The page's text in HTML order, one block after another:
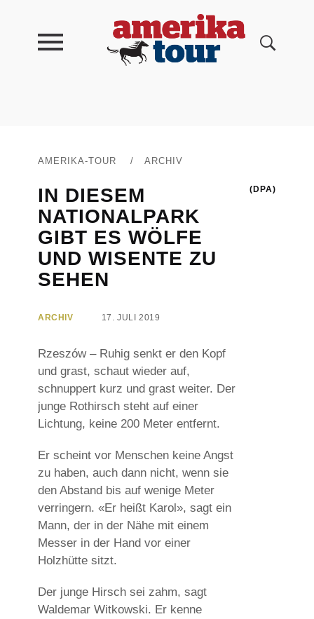
AMERIKA-TOUR / ARCHIV
IN DIESEM
NATIONALPARK
GIBT ES WÖLFE
UND WISENTE ZU
SEHEN
(DPA)
ARCHIV 17. JULI 2019
Rzeszów – Ruhig senkt er den Kopf
und grast, schaut wieder auf,
schnuppert kurz und grast weiter. Der
junge Rothirsch steht auf einer
Lichtung, keine 200 Meter entfernt.
Er scheint vor Menschen keine Angst
zu haben, auch dann nicht, wenn sie
den Abstand bis auf wenige Meter
verringern. «Er heißt Karol», sagt ein
Mann, der in der Nähe mit einem
Messer in der Hand vor einer
Holzhütte sitzt.
Der junge Hirsch sei zahm, sagt
Waldemar Witkowski. Er kenne